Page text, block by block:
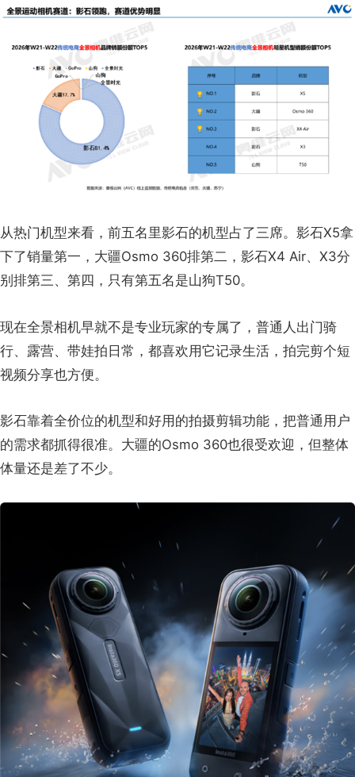
从热门机型来看，前五名里影石的机型占了三席。影石X5拿
下了销量第一，大疆Osmo 360排第二，影石X4 Air、X3分
别排第三、第四，只有第五名是山狗T50。
现在全景相机早就不是专业玩家的专属了，普通人出门骑
行、露营、带娃拍日常，都喜欢用它记录生活，拍完剪个短
视频分享也方便。
影石靠着全价位的机型和好用的拍摄剪辑功能，把普通用户
的需求都抓得很准。大疆的Osmo 360也很受欢迎，但整体
体量还是差了不少。